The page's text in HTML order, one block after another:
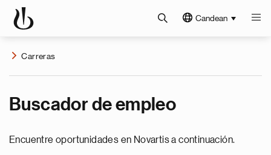
Candean
Carreras
Buscador de empleo
Encuentre oportunidades en Novartis a continuación.